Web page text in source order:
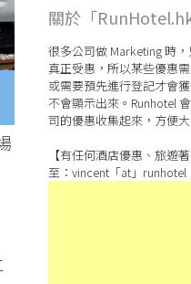
關於「RunHotel.hk
很多公司做 Marketing 時
真正受惠，所以某些優惠
或需要預先進行登記才會
不會顯示出來。Runhotel
司的優惠收集起來，方便
【有任何酒店優惠、旅遊
至：vincent「at」runhotel